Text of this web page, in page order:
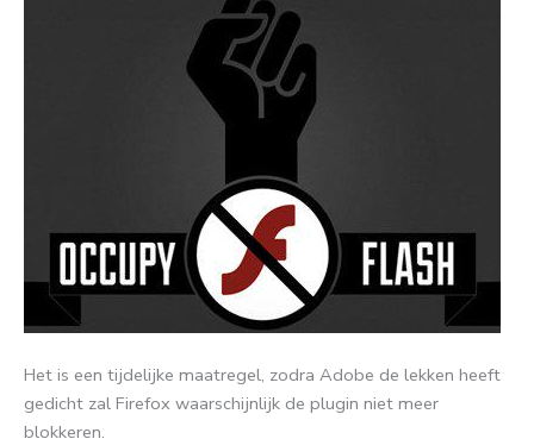
Het is een tijdelijke maatregel, zodra Adobe de lekken heeft
gedicht zal Firefox waarschijnlijk de plugin niet meer
blokkeren.